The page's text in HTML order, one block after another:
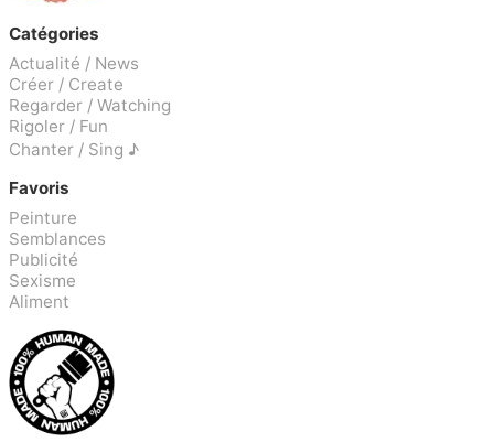
Catégories
Actualité / News
Créer / Create
Regarder / Watching
Rigoler / Fun
Chanter / Sing ♪
Favoris
Peinture
Semblances
Publicité
Sexisme
Aliment